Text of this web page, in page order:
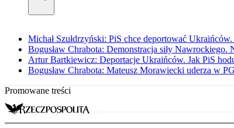
Michał Szułdrzyński: PiS chce deportować
Bogusław Chrabota: Demonstracja siły Nawrockiego.
Artur Bartkiewicz: Deportacje Ukraińców. Jak PiS
Bogusław Chrabota: Mateusz Morawiecki uderza w
Promowane treści